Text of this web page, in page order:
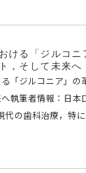
ける「ジルコ
，そして未来へ
「ジルコニア」の
執筆者情報：日本
代の歯科治療，特